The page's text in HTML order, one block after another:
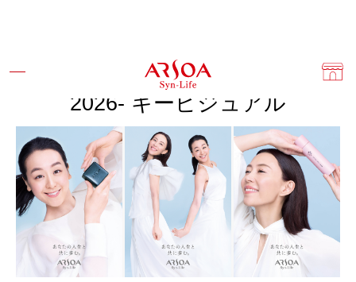
2026- キービジュアル